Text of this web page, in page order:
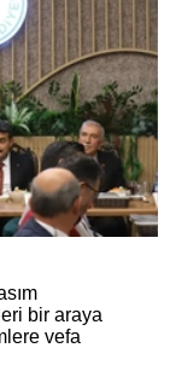
bir araya
vefa